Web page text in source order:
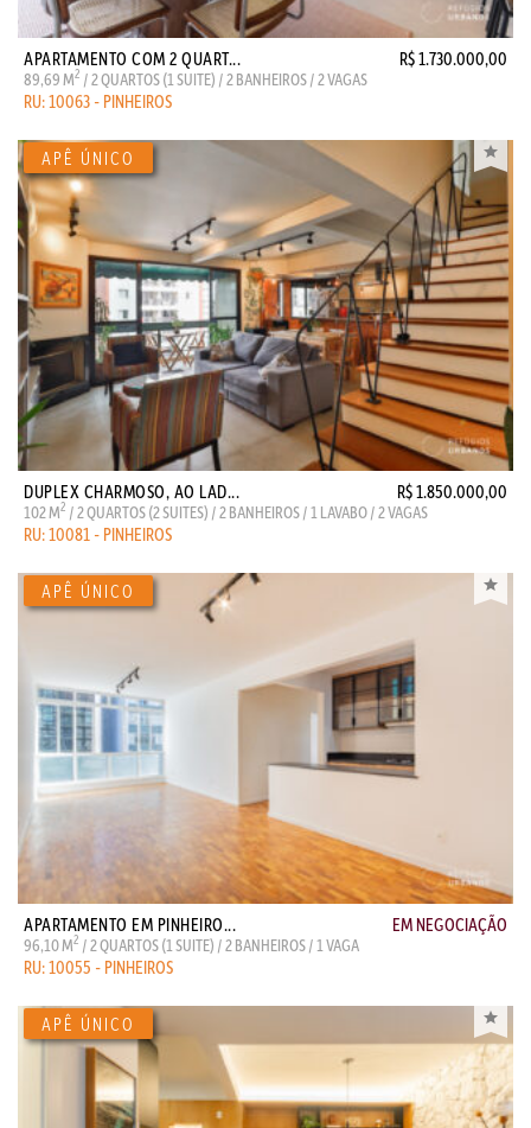
APARTAMENTO COM 2 QUART... R$ 1.730.000,00
89,69 M2 / 2 QUARTOS (1 SUITE) / 2 BANHEIROS / 2 VAGAS
RU: 10063 - PINHEIROS
DUPLEX CHARMOSO, AO LAD... R$ 1.850.000,00
102 M2 / 2 QUARTOS (2 SUITES) / 2 BANHEIROS / 1 LAVABO / 2 VAGAS
RU: 10081 - PINHEIROS
APARTAMENTO EM PINHEIRO... EM NEGOCIAÇÃO
96,10 M2 / 2 QUARTOS (1 SUITE) / 2 BANHEIROS / 1 VAGA
RU: 10055 - PINHEIROS